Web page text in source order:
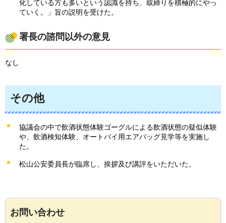
化している方も多いという認識を持ち、取締りを積極的にやっ
ていく。」旨の説明を受けた。
署長の諮問以外の意見
なし
その他
協議会の中で飲酒状態体験ゴーグルによる飲酒状態の疑似体験
や、飲酒検知体験、オートバイ用エアバッグ見学等を実施し
た。
松山公安委員長が臨席し、挨拶及び講評をいただいた。
お問い合わせ